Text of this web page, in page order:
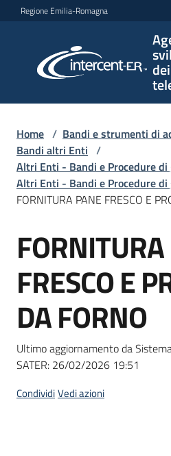
Vai al contenuto
Vai alla navigazione
Vai al footer
Regione Emilia-Romagna
per lo
sviluppo
telematici
L'Agenzia
Bandi
strumenti
acquisto
Supporto
Home / Bandi e strumenti di
Bandi altri Enti /
Altri Enti - Bandi e Procedure di
Altri Enti - Bandi e Procedure di
FORNITURA PANE FRESCO E
Salta al contenuto
FRESCO E
DA FORNO
Ultimo aggiornamento da
SATER: 26/02/2026 19:51
CondividiVedi azioni